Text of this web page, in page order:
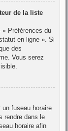
de la liste
« Préférences du
en ligne ». Si
des
Vous serez
un fuseau horaire
rendre dans le
horaire afin